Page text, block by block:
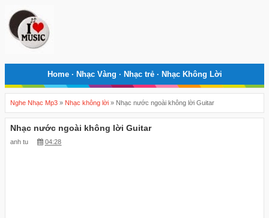
Home· Nhạc Vàng · Nhạc trẻ· Nhạc Không Lời
Nghe Nhạc Mp3 » Nhạc không lời » Nhạc nước ngoài không lời Guitar
Nhạc nước ngoài không lời Guitar
anh tu 04:28